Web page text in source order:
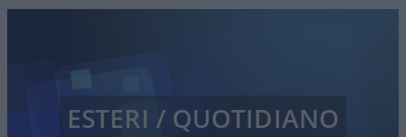
ESTERI / QUOTIDIANO